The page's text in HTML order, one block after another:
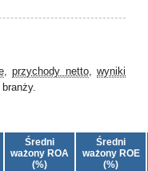
,przychody netto,wyniki
Średni
ważony ROA
(%)
Średni
ważony ROE
(%)